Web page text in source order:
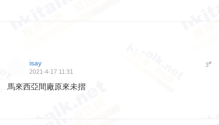
3#
isay
2021-4-17 11:31
馬來西亞間廠原來未摺